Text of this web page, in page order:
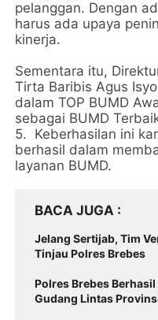
pelanggan. Dengan
harus ada upaya
kinerja.
Sementara itu,
Tirta Baribis Agus
dalam TOP BUMD
sebagai BUMD
5. Keberhasilan ini
berhasil dalam
layanan BUMD.
BACA JUGA
Jelang Sertijab, Tim
Tinjau Polres Brebes
Polres Brebes
Gudang Lintas